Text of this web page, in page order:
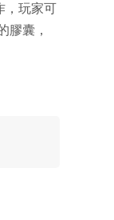
，玩家可
膠囊，